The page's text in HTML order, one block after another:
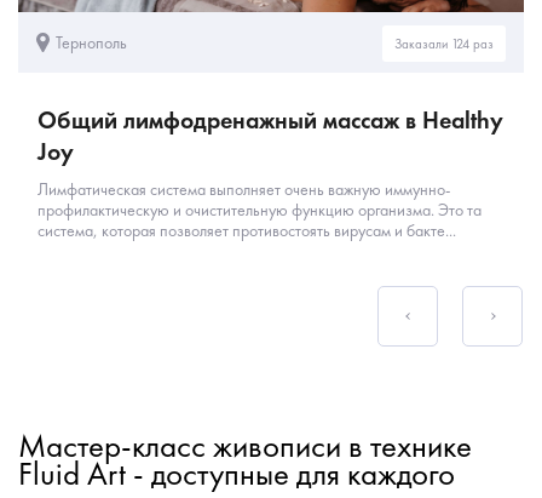
Тернополь Заказали 124 раз
Общий лимфодренажный массаж в Healthy
Joy
Лимфатическая система выполняет очень важную иммунно-
профилактическую и очистительную функцию организма. Это та
система, которая позволяет противостоять вирусам и бакте...
Мастер-класс живописи в технике
Fluid Art - доступные для каждого